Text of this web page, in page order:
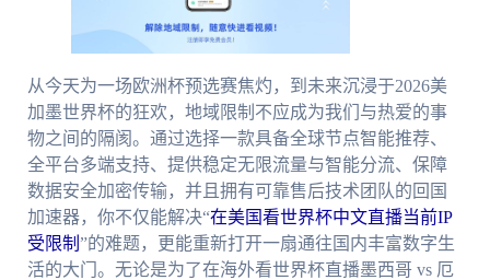
从今天为一场欧洲杯预选赛焦灼，到未来沉浸于2026美
加墨世界杯的狂欢，地域限制不应成为我们与热爱的事
物之间的隔阂。通过选择一款具备全球节点智能推荐、
全平台多端支持、提供稳定无限流量与智能分流、保障
数据安全加密传输，并且拥有可靠售后技术团队的回国
加速器，你不仅能解决“在美国看世界杯中文直播当前IP
受限制 ”的难题，更能重新打开一扇通往国内丰富数字生
活的大门。无论是为了在海外看世界杯直播墨西哥 vs 厄